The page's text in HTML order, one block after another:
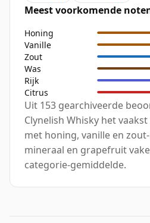
Meest voorkomende
Honing
Vanille
Zout
Was
Rijk
Citrus
Uit 153 gearchiveerde
Clynelish Whisky het
met honing, vanille en
mineraal en grapefruit
categorie-gemiddelde.